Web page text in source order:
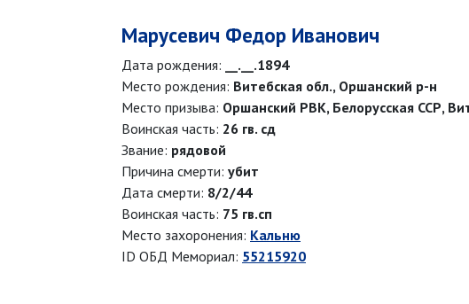
Марусевич Федор Иванович
Дата рождения:
__.__.1894
Место рождения: Витебская обл., Оршанский р-н
Место призыва: Оршанский РВК, Белорусская ССР,
Воинская часть: 26 гв. сд
Звание: рядовой
Причина смерти: убит
Дата смерти: 8/2/44
Воинская часть: 75 гв.сп
Место захоронения: Кальню
ID ОБД Мемориал: 55215920